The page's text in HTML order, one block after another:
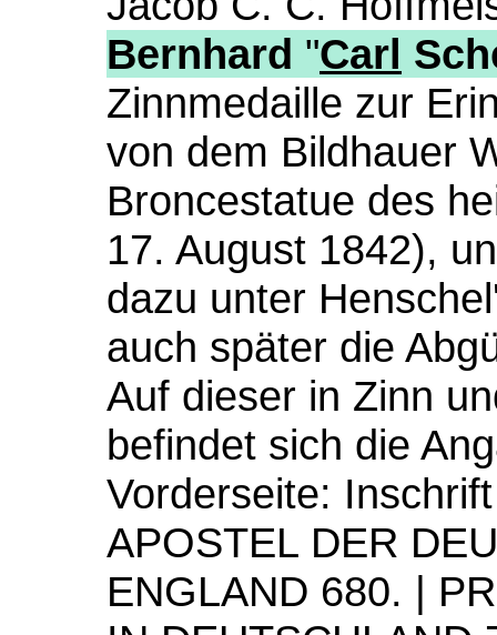
Bernhard "Carl
Zinnmedaille zur
von dem Bildhauer
Broncestatue des
17. August 1842),
dazu unter
auch später die
Auf dieser in Zinn
befindet sich die
Vorderseite:
APOSTEL DER
ENGLAND 680. |